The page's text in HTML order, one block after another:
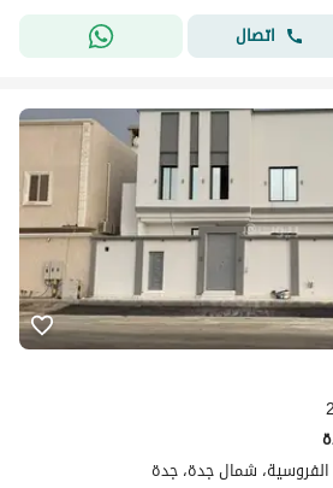
اتصال
شمال جدة، جدة